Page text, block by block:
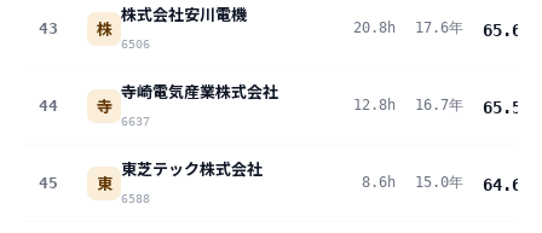
43 株
株式会社安川電機
6506
20.8h 17.6年 65.6
44 寺
寺崎電気産業株式会社
6637
12.8h 16.7年 65.5
45 東
東芝テック株式会社
6588
8.6h 15.0年 64.6